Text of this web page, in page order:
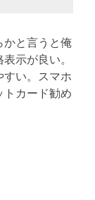
かと言うと俺
示が良い。
すい。スマホ
トカード勧め